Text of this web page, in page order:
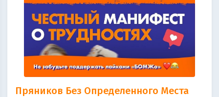
Пряников Без Определенного Места